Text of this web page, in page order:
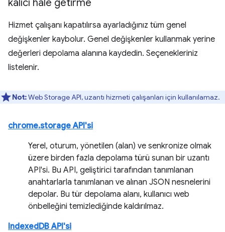
kalıcı hale getirme
Hizmet çalışanı kapatılırsa ayarladığınız tüm genel
değişkenler kaybolur. Genel değişkenler kullanmak yerine
değerleri depolama alanına kaydedin. Seçenekleriniz
listelenir.
Not:Web Storage API, uzantı hizmeti çalışanları için kullanılamaz.
chrome.storage API'si
Yerel, oturum, yönetilen (alan) ve senkronize olmak
üzere birden fazla depolama türü sunan bir uzantı
API'si. Bu API, geliştirici tarafından tanımlanan
anahtarlarla tanımlanan ve alınan JSON nesnelerini
depolar. Bu tür depolama alanı, kullanıcı web
önbelleğini temizlediğinde kaldırılmaz.
IndexedDB API'si